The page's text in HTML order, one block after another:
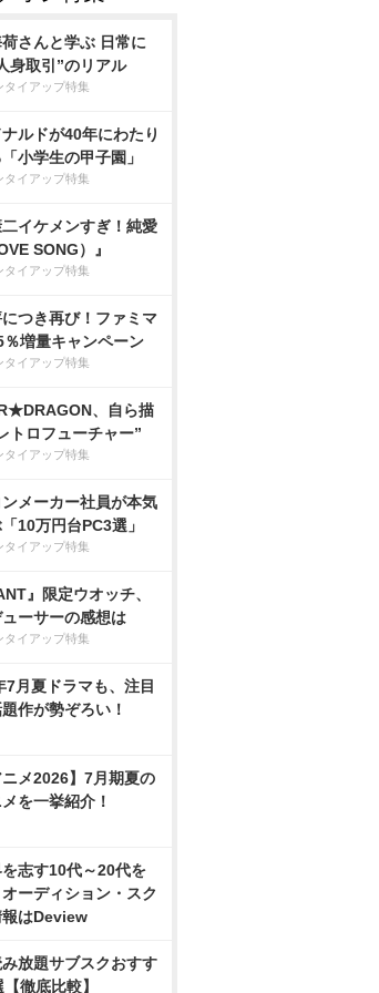
荷さんと学ぶ 日常に
身取引”のリアル
タイアップ特集
ルドが40年にわたり
小学生の甲子園」
タイアップ特集
イケメンすぎ！純愛
SONG）』
タイアップ特集
つき再び！ファミマ
％増量キャンペーン
タイアップ特集
、自ら描
トロフューチャー”
タイアップ特集
メーカー社員が本気
10万円台PC3選」
タイアップ特集
』限定ウオッチ、
ーサーの感想は
タイアップ特集
7月夏ドラマも、注目
作が勢ぞろい！
ニメ2026】7月期夏の
を一挙紹介！
志す10代～20代を
ーディション・スク
報はDeview
放題サブスクおすす
徹底比較】